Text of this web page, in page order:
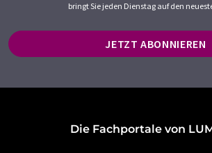
bringt Sie jeden Dienstag auf den
JETZT ABONNIEREN
Die Fachportale von